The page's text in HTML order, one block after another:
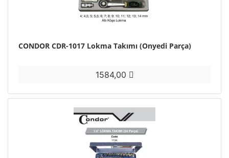
CONDOR CDR-1017 Lokma Takımı (Onyedi Parça)
1584,00